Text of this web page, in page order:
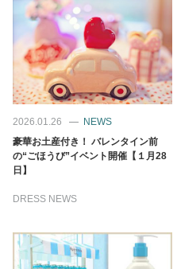
グルメ
トラベル
カルチャー/エンタメ
占い
性と愛
ゲーム
2026.01.26
NEWS
豪華お土産付き！ バレンタイン前
の“ごほうび”イベント開催【１月28
日】
DRESS NEWS